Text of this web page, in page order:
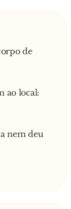
de
ao local:
nem deu